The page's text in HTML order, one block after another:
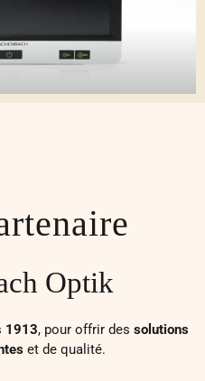
Optik
1913, pour offrir des solutions
et de qualité.